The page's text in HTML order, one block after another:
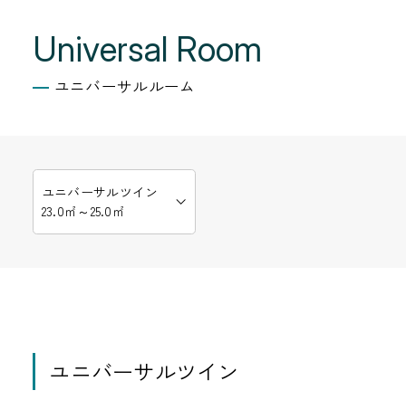
Universal Room
ユニバーサルルーム
ユニバーサルツイン
23.0㎡～25.0㎡
ユニバーサルツイン